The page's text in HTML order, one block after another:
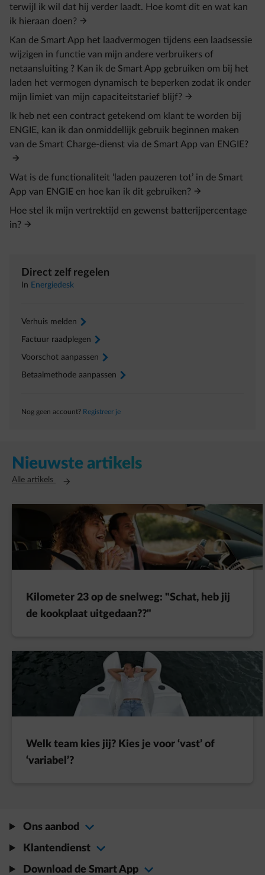
terwijl ik wil dat hij verder laadt. Hoe komt dit en wat kan
ik hieraan doen?
Kan de Smart App het laadvermogen tijdens een laadsessie
wijzigen in functie van mijn andere verbruikers of
netaansluiting ? Kan ik de Smart App gebruiken om bij het
laden het vermogen dynamisch te beperken zodat ik onder
mijn limiet van mijn capaciteitstarief blijf?
Ik heb net een contract getekend om klant te worden bij
ENGIE, kan ik dan onmiddellijk gebruik beginnen maken
van de Smart Charge-dienst via de Smart App van ENGIE?
Wat is de functionaliteit ‘laden pauzeren tot’ in de Smart
App van ENGIE en hoe kan ik dit gebruiken?
Hoe stel ik mijn vertrektijd en gewenst batterijpercentage
in?
Direct zelf regelen
In Energiedesk
Verhuis melden arrow-right
Factuur raadplegen arrow-right
Voorschot aanpassen arrow-right
Betaalmethode aanpassen arrow-right
Nog geen account? Registreer je
Nieuwste artikels
Alle artikels Opent in een nieuw tabblad
Kilometer 23 op de snelweg: "Schat, heb jij
de kookplaat uitgedaan??"
Welk team kies jij? Kies je voor ‘vast’ of
‘variabel’?
Ons aanbod
Klantendienst
Download de Smart App